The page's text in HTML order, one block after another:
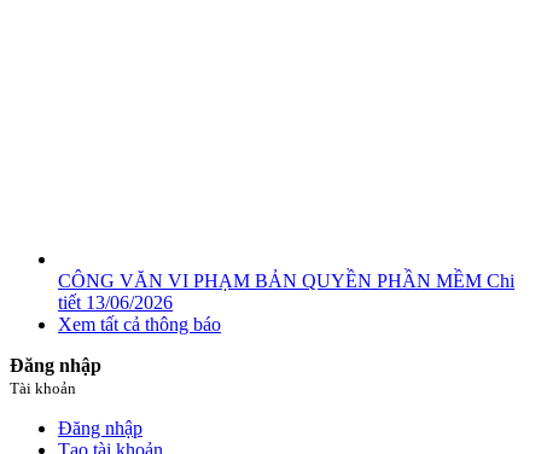
CÔNG VĂN VI PHẠM BẢN QUYỀN PHẦN MỀM Chi
tiết 13/06/2026
Xem tất cả thông báo
Đăng nhập
Tài khoản
Đăng nhập
Tạo tài khoản